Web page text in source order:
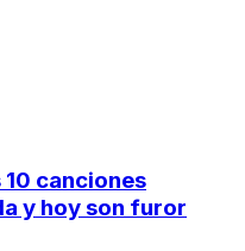
canciones
y hoy son furor